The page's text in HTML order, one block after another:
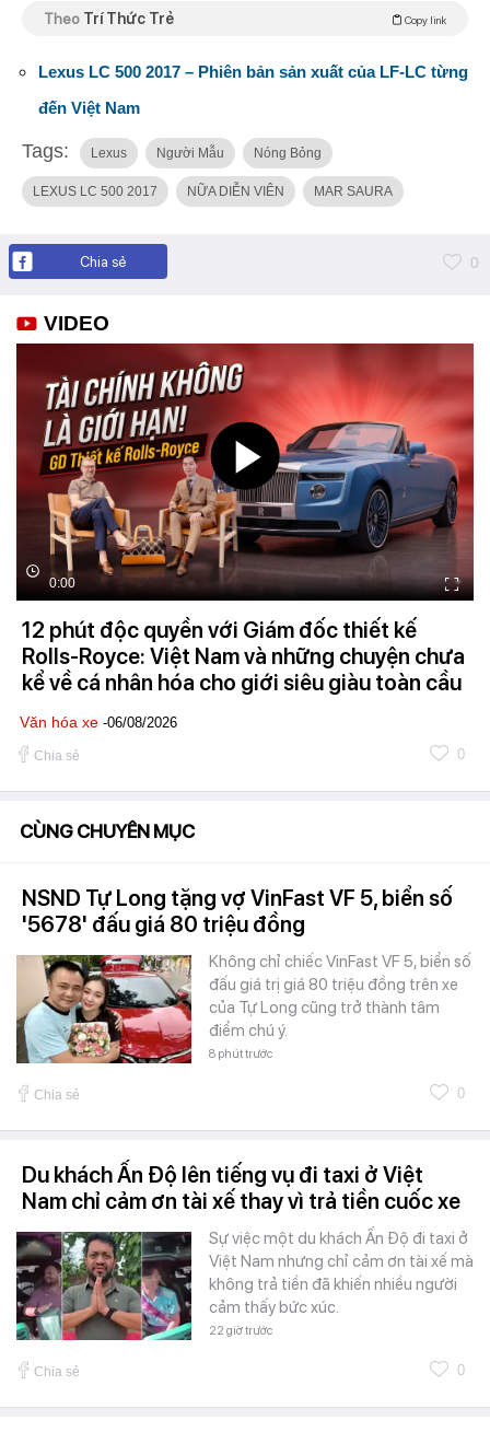
Theo Trí Thức Trẻ Copy link
Lexus LC 500 2017 – Phiên bản sản xuất của LF-LC từng
đến Việt Nam
Tags: Lexus Người Mẫu Nóng Bỏng
LEXUS LC 500 2017 NỮA DIỄN VIÊN MAR SAURA
Chia sẻ 0
VIDEO
0:00
12 phút độc quyền với Giám đốc thiết kế
Rolls-Royce: Việt Nam và những chuyện chưa
kể về cá nhân hóa cho giới siêu giàu toàn cầu
Văn hóa xe -06/08/2026
Chia sẻ 0
CÙNG CHUYÊN MỤC
NSND Tự Long tặng vợ VinFast VF 5, biển số
'5678' đấu giá 80 triệu đồng
Không chỉ chiếc VinFast VF 5, biển số
đấu giá trị giá 80 triệu đồng trên xe
của Tự Long cũng trở thành tâm
điểm chú ý.
8 phút trước
Chia sẻ 0
Du khách Ấn Độ lên tiếng vụ đi taxi ở Việt
Nam chỉ cảm ơn tài xế thay vì trả tiền cuốc xe
Sự việc một du khách Ấn Độ đi taxi ở
Việt Nam nhưng chỉ cảm ơn tài xế mà
không trả tiền đã khiến nhiều người
cảm thấy bức xúc.
22 giờ trước
Chia sẻ 0